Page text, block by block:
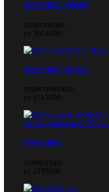
MAVERIC SPORT
спортивные
от 2054000
MAVERIC TRAIL
туристические
от 1513000
MAVERIC
суперспорт
от 2195000